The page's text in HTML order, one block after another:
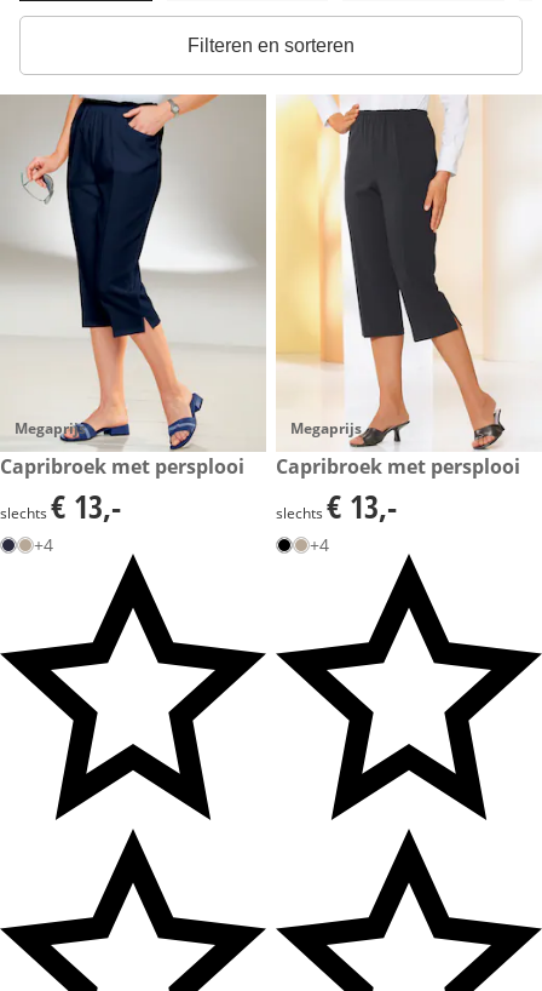
Filteren en sorteren
Megaprijs
€ 13,-
Capribroek met persplooi
€ 13,-
slechts € 13,-
+4
Megaprijs
€ 13,-
Capribroek met persplooi
€ 13,-
slechts € 13,-
+4